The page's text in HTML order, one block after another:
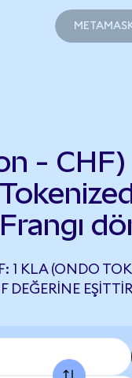
-
1 KLA (ONDO
DEĞERINE EŞITTIR